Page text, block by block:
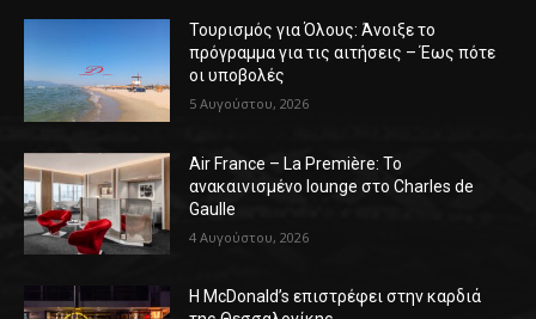
Τουρισμός για Όλους: Άνοιξε το
πρόγραμμα για τις αιτήσεις – Έως πότε
οι υποβολές
5 Αυγούστου, 2026
Air France – La Première: Το
ανακαινισμένο lounge στο Charles de
Gaulle
4 Αυγούστου, 2026
Η McDonald’s επιστρέφει στην καρδιά